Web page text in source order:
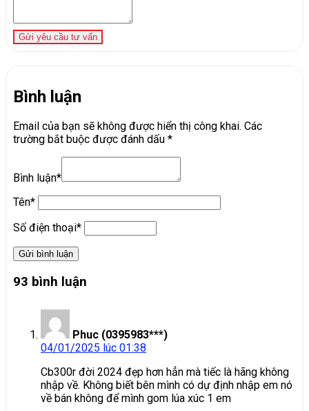
Gửi yêu cầu tư vấn
Bình luận
Email của bạn sẽ không được hiển thị công khai. Các
trường bắt buộc được đánh dấu *
Bình luận*
Tên*
Số điện thoại*
93 bình luận
Phuc (0395983***)
04/01/2025 lúc 01:38
Cb300r đời 2024 đẹp hơn hẳn mà tiếc là hãng không
nhập về. Không biết bên mình có dự định nhập em nó
về bán không để mình gom lúa xúc 1 em